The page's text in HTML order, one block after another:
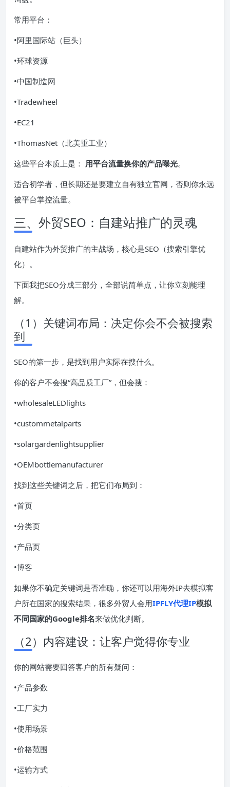
常用平台：
•阿里国际站（巨头）
•环球资源
•中国制造网
•Tradewheel
•EC21
•ThomasNet（北美重工业）
这些平台本质上是： 用平台流量换你的产品曝光。
适合初学者，但长期还是要建立自有独立官网，否则你永远
被平台掌控流量。
三、外贸SEO：自建站推广的灵魂
自建站作为外贸推广的主战场，核心是SEO（搜索引擎优
化）。
下面我把SEO分成三部分，全部说简单点，让你立刻能理
解。
（1）关键词布局：决定你会不会被搜索
到
SEO的第一步，是找到用户实际在搜什么。
你的客户不会搜“高品质工厂”，但会搜：
•wholesaleLEDlights
•custommetalparts
•solargardenlightsupplier
•OEMbottlemanufacturer
找到这些关键词之后，把它们布局到：
•首页
•分类页
•产品页
•博客
如果你不确定关键词是否准确，你还可以用海外IP去模拟客
户所在国家的搜索结果，很多外贸人会用IPFLY代理IP模拟
不同国家的Google排名来做优化判断。
（2）内容建设：让客户觉得你专业
你的网站需要回答客户的所有疑问：
•产品参数
•工厂实力
•使用场景
•价格范围
•运输方式